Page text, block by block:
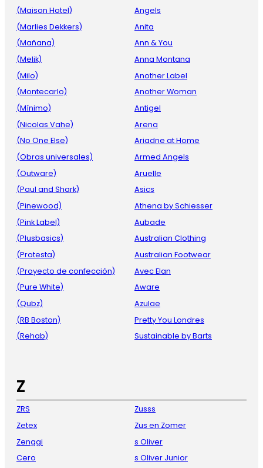
(Maison Hotel)
(Marlies Dekkers)
(Mañana)
(Melik)
(Milo)
(Montecarlo)
(Mínimo)
(Nicolas Vahe)
(No One Else)
(Obras universales)
(Outware)
(Paul and Shark)
(Pinewood)
(Pink Label)
(Plusbasics)
(Protesta)
(Proyecto de confección)
(Pure White)
(Qubz)
(RB Boston)
(Rehab)
Angels
Anita
Ann & You
Anna Montana
Another Label
Another Woman
Antigel
Arena
Ariadne at Home
Armed Angels
Aruelle
Asics
Athena by Schiesser
Aubade
Australian Clothing
Australian Footwear
Avec Elan
Aware
Azulae
Pretty You Londres
Sustainable by Barts
Z
ZRS
Zetex
Zenggi
Cero
Zusss
Zus en Zomer
s Oliver
s Oliver Junior